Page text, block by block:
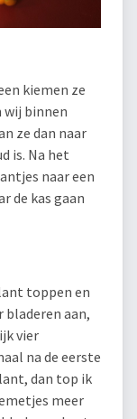
kiemen ze
wij binnen
ze dan naar
is. Na het
naar een
de kas gaan
toppen en
bladeren aan,
vier
na de eerste
dan top ik
meer